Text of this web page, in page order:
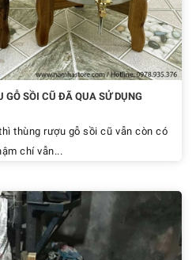
GỖ SỒI CŨ ĐÃ QUA SỬ DỤNG
thùng rượu gỗ sồi cũ vẫn còn có
chí vẫn...